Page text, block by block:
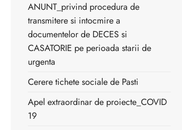
ANUNT_privind procedura de
transmitere si intocmire a
documentelor de DECES si
CASATORIE pe perioada starii de
urgenta
Cerere tichete sociale de Pasti
Apel extraordinar de proiecte_COVID
19